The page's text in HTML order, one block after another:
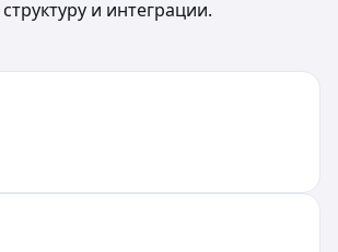
и интеграции.